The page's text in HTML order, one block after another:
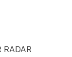
RADAR